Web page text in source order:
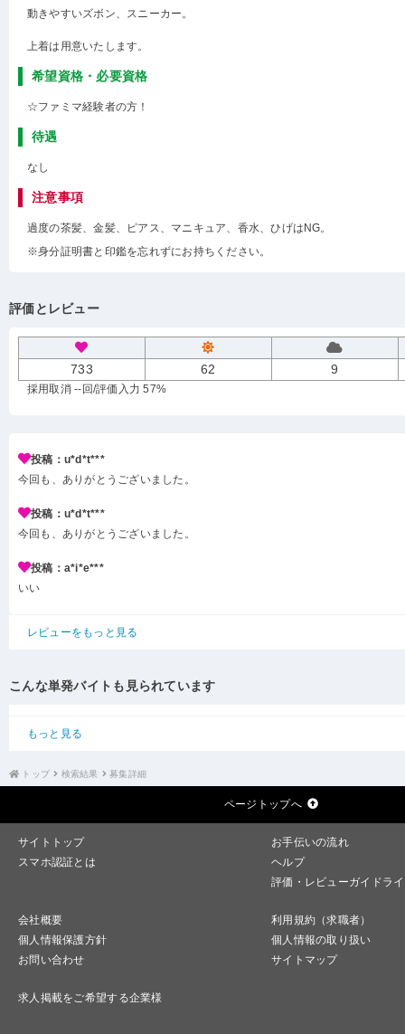
動きやすいズボン、スニーカー。
上着は用意いたします。
希望資格・必要資格
☆ファミマ経験者の方！
待遇
なし
注意事項
過度の茶髪、金髪、ピアス、マニキュア、香水、ひげはNG。
※身分証明書と印鑑を忘れずにお持ちください。
評価とレビュー
733 62 9
採用取消 --回/評価入力 57%
投稿：u*d*t***
今回も、ありがとうございました。
投稿：u*d*t***
今回も、ありがとうございました。
投稿：a*i*e***
いい
レビューをもっと見る
こんな単発バイトも見られています
もっと見る
トップ 検索結果 募集詳細
ページトップへ
サイトトップ
お手伝いの流れ
スマホ認証とは
ヘルプ
評価・レビューガイドラ
会社概要
利用規約（求職者）
個人情報保護方針
個人情報の取り扱い
お問い合わせ
サイトマップ
求人掲載をご希望する企業様